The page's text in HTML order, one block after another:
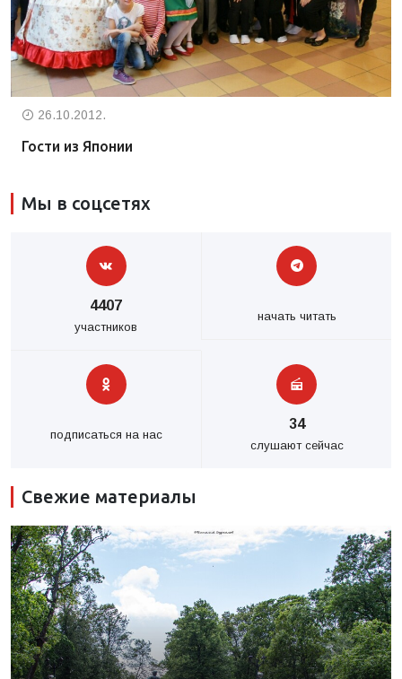
26.10.2012.
Гости из Японии
Мы в соцсетях
4407
участников
начать читать
подписаться на нас
34
слушают сейчас
Свежие материалы